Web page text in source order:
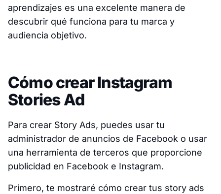
aprendizajes es una excelente manera de
descubrir qué funciona para tu marca y
audiencia objetivo.
Cómo crear Instagram
Stories Ad
Para crear Story Ads, puedes usar tu
administrador de anuncios de Facebook o usar
una herramienta de terceros que proporcione
publicidad en Facebook e Instagram.
Primero, te mostraré cómo crear tus story ads